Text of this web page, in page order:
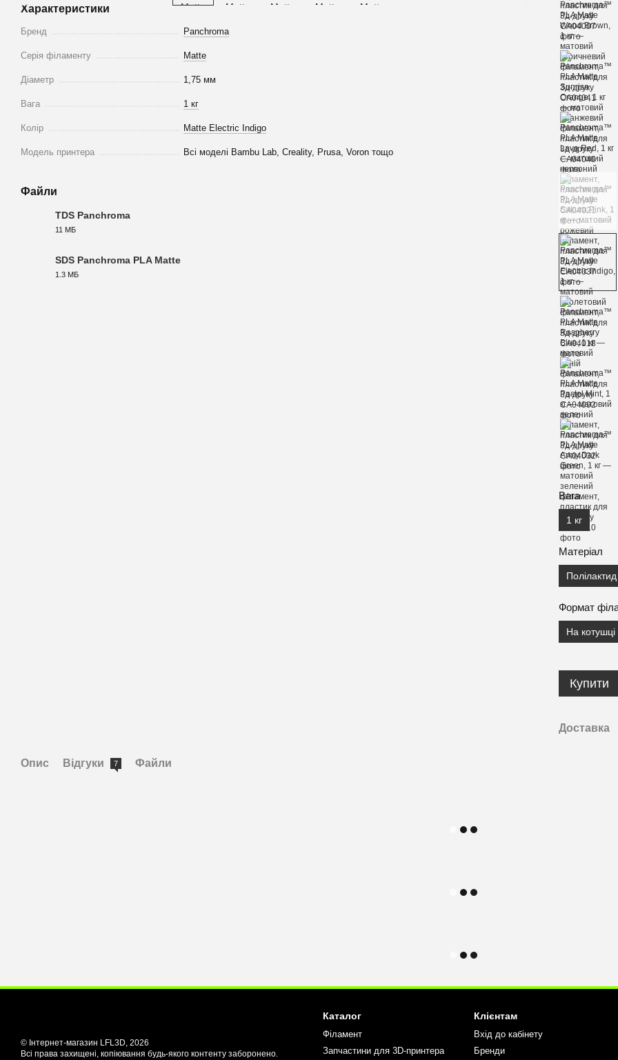
Характеристики
Бренд Panchroma
Серія філаменту Matte
Діаметр 1,75 мм
Вага 1 кг
Колір Matte Electric Indigo
Модель принтера Всі моделі Bambu Lab, Creality, Prusa, Voron тощо
Файли
TDS Panchroma
11 МБ
SDS Panchroma PLA Matte
1.3 МБ
Вага
1 кг
Матеріал
Полілактид
Формат
На котушці
Купити
Доставка
Опис Відгуки 7 Файли
© Інтернет-магазин LFL3D, 2026
Всі права захищені, копіювання будь-якого контенту заборонено.
Каталог
Філамент
Запчастини для 3D-принтера
Клієнтам
Вхід до кабінету
Бренди